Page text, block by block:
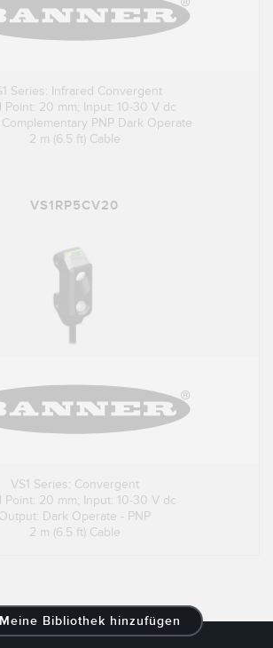
Series: Infrared Convergent
Point: 20 mm; Input: 10-30 V dc
PNP Dark Operate
2 m (6.5 ft) Cable
VS1RP5CV20
VS1 Series: Convergent
Point: 20 mm; Input: 10-30 V dc
Output: Dark Operate - PNP
2 m (6.5 ft) Cable
Bibliothek hinzufügen